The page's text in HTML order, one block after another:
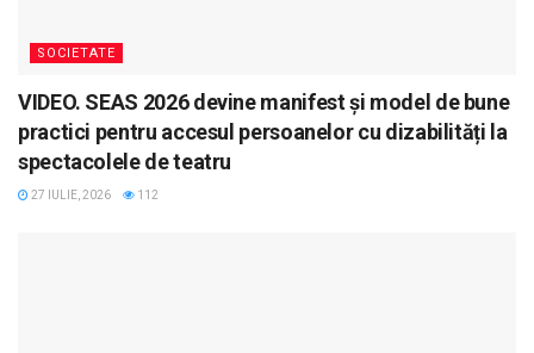
SOCIETATE
VIDEO. SEAS 2026 devine manifest și model de bune
practici pentru accesul persoanelor cu dizabilități la
spectacolele de teatru
27 IULIE, 2026 112